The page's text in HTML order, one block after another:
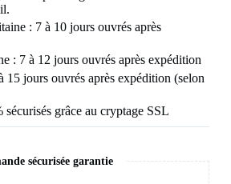
: 7 à 10 jours ouvrés après
: 7 à 12 jours ouvrés après expédition
15 jours ouvrés après expédition (selon
sécurisés grâce au cryptage SSL
sécurisée garantie